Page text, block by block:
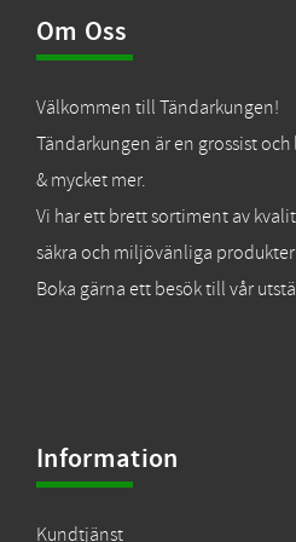
Om Oss
Välkommen till Tändarkungen!
Tändarkungen är en grossist
& mycket mer.
Vi har ett brett sortiment av
säkra och miljövänliga
Boka gärna ett besök till vår
Information
Kundtjänst